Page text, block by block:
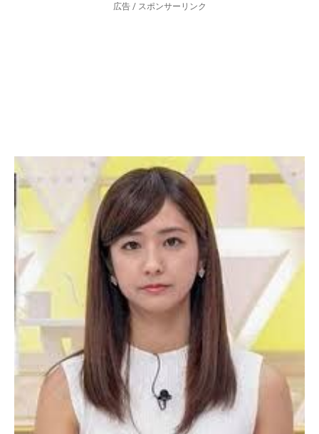
広告 / スポンサーリンク